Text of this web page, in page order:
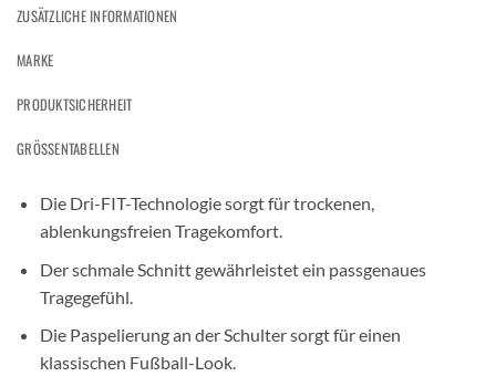
ZUSÄTZLICHE INFORMATIONEN
MARKE
PRODUKTSICHERHEIT
GRÖSSENTABELLEN
Die Dri-FIT-Technologie sorgt für trockenen,
ablenkungsfreien Tragekomfort.
Der schmale Schnitt gewährleistet ein passgenaues
Tragegefühl.
Die Paspelierung an der Schulter sorgt für einen
klassischen Fußball-Look.